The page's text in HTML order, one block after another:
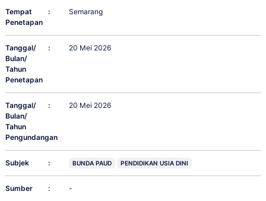
Tempat
Penetapan
: Semarang
Tanggal/
Bulan/
Tahun
Penetapan
: 20 Mei 2026
Tanggal/
Bulan/
Tahun
Pengundangan
: 20 Mei 2026
Subjek : BUNDA PAUD PENDIDIKAN USIA DINI
Sumber : -